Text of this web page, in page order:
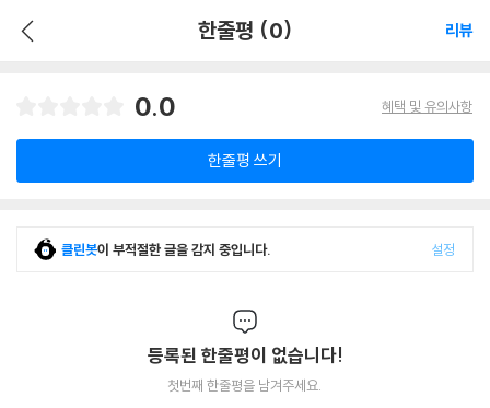
한줄평 (0) 리뷰
0.0 혜택 및 유의사항
한줄평 쓰기
클린봇이 부적절한 글을 감지 중입니다. 설정
등록된 한줄평이 없습니다!
첫번째 한줄평을 남겨주세요.